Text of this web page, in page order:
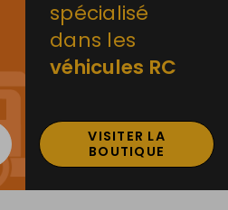
spécialisé
dans les
véhicules RC
VISITER LA
BOUTIQUE